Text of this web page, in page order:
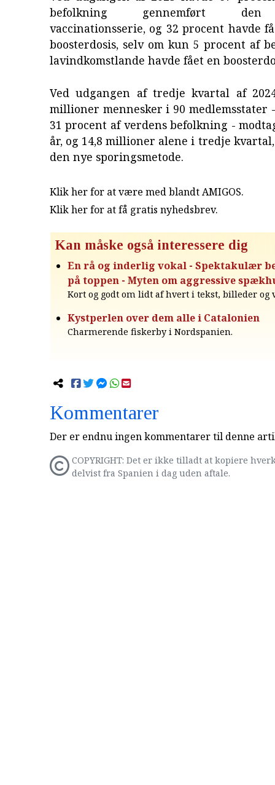
befolkning gennemført
vaccinationsserie, og 32 procent havde
boosterdosis, selv om kun 5 procent af
lavindkomstlande havde fået en
Ved udgangen af tredje kvartal af
millioner mennesker i 90 medlemsstater
31 procent af verdens befolkning -
år, og 14,8 millioner alene i tredje
den nye sporingsmetode.
Klik her for at være med blandt AMIGOS.
Klik her for at få gratis nyhedsbrev.
Kan måske også interessere dig
En rå og inderlig vokal - Spektakulær
på toppen - Myten om aggressive
Kort og godt om lidt af hvert i tekst, billeder og
Kystperlen over dem alle i Catalonien
Charmerende fiskerby i Nordspanien.
Kommentarer
Der er endnu ingen kommentarer til denne
COPYRIGHT: Det er ikke tilladt at kopiere
delvist fra Spanien i dag uden aftale.